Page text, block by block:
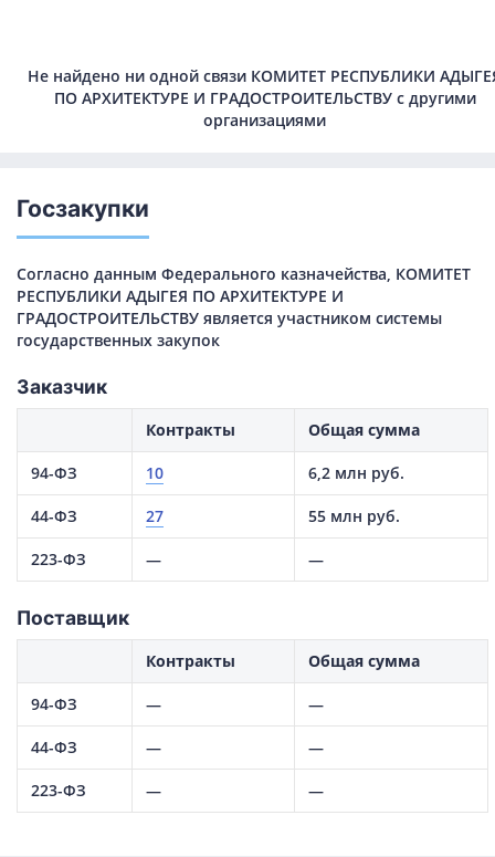
Не найдено ни одной связи КОМИТЕТ РЕСПУБЛИКИ
ПО АРХИТЕКТУРЕ И ГРАДОСТРОИТЕЛЬСТВУ с другими
организациями
Госзакупки
Согласно данным Федерального казначейства, КОМИТЕТ
РЕСПУБЛИКИ АДЫГЕЯ ПО АРХИТЕКТУРЕ И
ГРАДОСТРОИТЕЛЬСТВУ является участником системы
государственных закупок
Заказчик
Контракты Общая сумма
94-ФЗ 10 6,2 млн руб.
44-ФЗ 27 55 млн руб.
223-ФЗ — —
Поставщик
Контракты Общая сумма
94-ФЗ — —
44-ФЗ — —
223-ФЗ — —